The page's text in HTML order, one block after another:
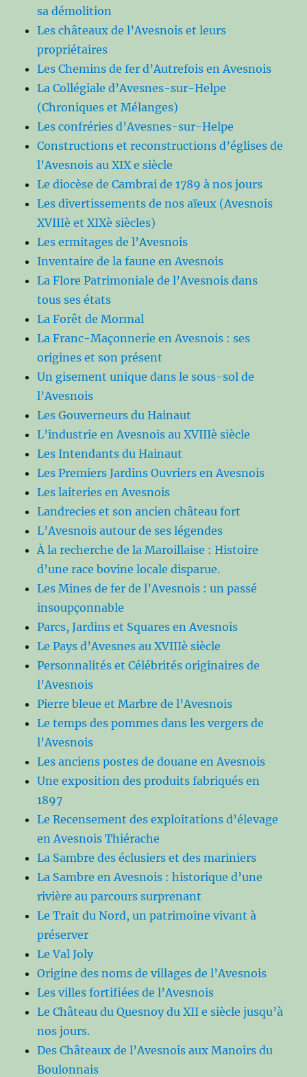
sa démolition
Les châteaux de l’Avesnois et leurs
propriétaires
Les Chemins de fer d’Autrefois en Avesnois
La Collégiale d’Avesnes-sur-Helpe
(Chroniques et Mélanges)
Les confréries d’Avesnes-sur-Helpe
Constructions et reconstructions d’églises de
l’Avesnois au XIX e siècle
Le diocèse de Cambrai de 1789 à nos jours
Les divertissements de nos aïeux (Avesnois
XVIIIè et XIXè siècles)
Les ermitages de l’Avesnois
Inventaire de la faune en Avesnois
La Flore Patrimoniale de l’Avesnois dans
tous ses états
La Forêt de Mormal
La Franc-Maçonnerie en Avesnois : ses
origines et son présent
Un gisement unique dans le sous-sol de
l’Avesnois
Les Gouverneurs du Hainaut
L’industrie en Avesnois au XVIIIè siècle
Les Intendants du Hainaut
Les Premiers Jardins Ouvriers en Avesnois
Les laiteries en Avesnois
Landrecies et son ancien château fort
L’Avesnois autour de ses légendes
À la recherche de la Maroillaise : Histoire
d’une race bovine locale disparue.
Les Mines de fer de l’Avesnois : un passé
insoupçonnable
Parcs, Jardins et Squares en Avesnois
Le Pays d’Avesnes au XVIIIè siècle
Personnalités et Célébrités originaires de
l’Avesnois
Pierre bleue et Marbre de l’Avesnois
Le temps des pommes dans les vergers de
l’Avesnois
Les anciens postes de douane en Avesnois
Une exposition des produits fabriqués en
1897
Le Recensement des exploitations d’élevage
en Avesnois Thiérache
La Sambre des éclusiers et des mariniers
La Sambre en Avesnois : historique d’une
rivière au parcours surprenant
Le Trait du Nord, un patrimoine vivant à
préserver
Le Val Joly
Origine des noms de villages de l’Avesnois
Les villes fortifiées de l’Avesnois
Le Château du Quesnoy du XII e siècle jusqu’à
nos jours.
Des Châteaux de l’Avesnois aux Manoirs du
Boulonnais